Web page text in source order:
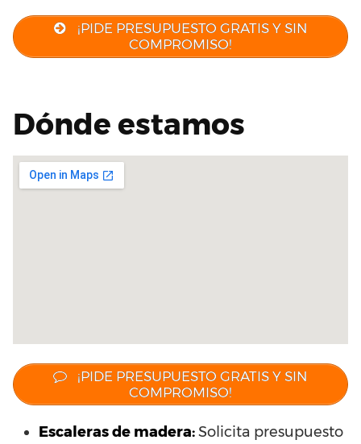
¡PIDE PRESUPUESTO GRATIS Y SIN
COMPROMISO!
Dónde estamos
¡PIDE PRESUPUESTO GRATIS Y SIN
COMPROMISO!
Escaleras de madera:Solicita presupuesto